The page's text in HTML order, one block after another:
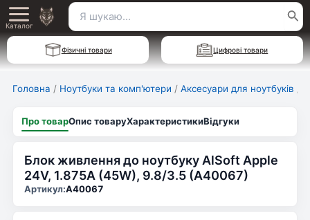
Перейти
до
вмісту
Main
Menu
Каталог
Пошук
для:
Фізичні товари Цифрові товари
Головна / Ноутбуки та комп'ютери / Аксесуари для ноутбуків
Про товарОпис товаруХарактеристикиВідгуки
Блок живлення до ноутбуку AlSoft Apple
24V, 1.875A (45W), 9.8/3.5 (A40067)
Артикул:A40067